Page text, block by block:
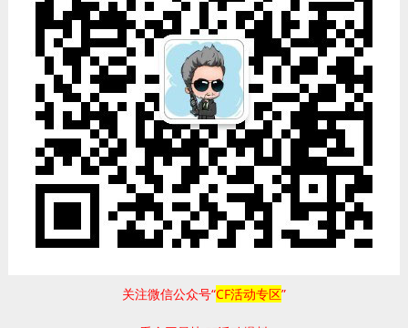
关注微信公众号“CF活动专区”